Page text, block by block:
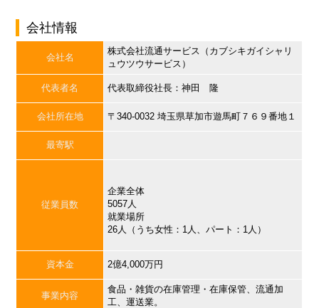
会社情報
会社名
株式会社流通サービス（カブシキガイシャリ
ュウツウサービス）
代表者名 代表取締役社長：神田 隆
会社所在地 〒340-0032 埼玉県草加市遊馬町７６９番地１
最寄駅
従業員数
企業全体
5057人
就業場所
26人（うち女性：1人、パート：1人）
資本金 2億4,000万円
事業内容
食品・雑貨の在庫管理・在庫保管、流通加
工、運送業。